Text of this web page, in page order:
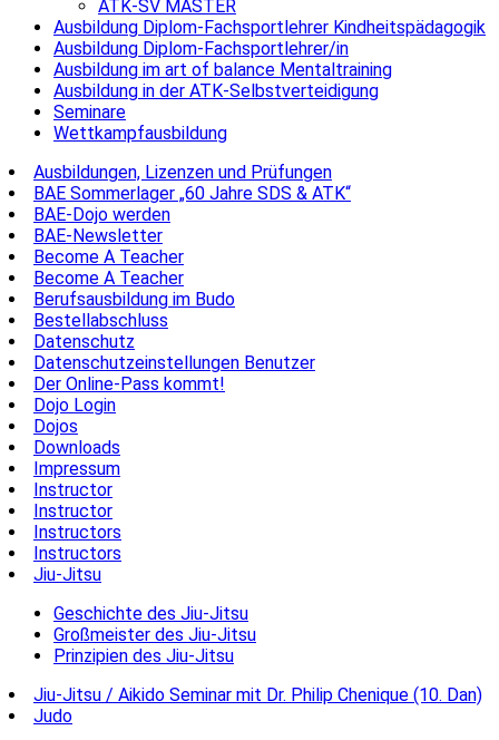
ATK-SV MASTER
Ausbildung Diplom-Fachsportlehrer Kindheitspädagogik
Ausbildung Diplom-Fachsportlehrer/in
Ausbildung im art of balance Mentaltraining
Ausbildung in der ATK-Selbstverteidigung
Seminare
Wettkampfausbildung
Ausbildungen, Lizenzen und Prüfungen
BAE Sommerlager „60 Jahre SDS & ATK“
BAE-Dojo werden
BAE-Newsletter
Become A Teacher
Become A Teacher
Berufsausbildung im Budo
Bestellabschluss
Datenschutz
Datenschutzeinstellungen Benutzer
Der Online-Pass kommt!
Dojo Login
Dojos
Downloads
Impressum
Instructor
Instructor
Instructors
Instructors
Jiu-Jitsu
Geschichte des Jiu-Jitsu
Großmeister des Jiu-Jitsu
Prinzipien des Jiu-Jitsu
Jiu-Jitsu / Aikido Seminar mit Dr. Philip Chenique (10. Dan)
Judo